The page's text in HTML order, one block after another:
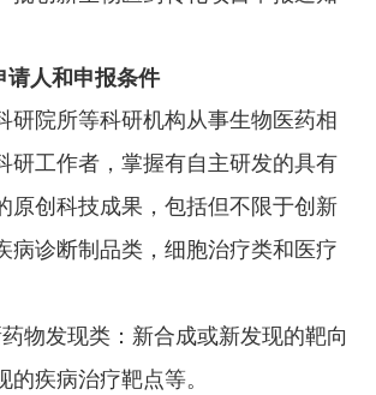
请人和申报条件
研院所等科研机构从事生物医药相
研工作者，掌握有自主研发的具有
原创科技成果，包括但不限于创新
病诊断制品类，细胞治疗类和医疗
药物发现类：新合成或新发现的靶向
的疾病治疗靶点等。